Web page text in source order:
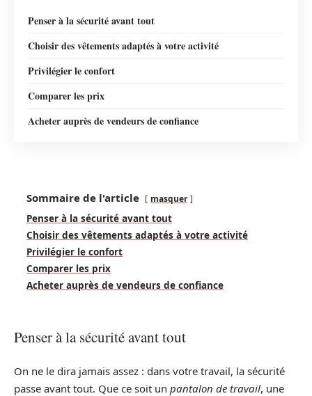
Penser à la sécurité avant tout
Choisir des vêtements adaptés à votre activité
Privilégier le confort
Comparer les prix
Acheter auprès de vendeurs de confiance
Sommaire de l'article masquer
Penser à la sécurité avant tout
Choisir des vêtements adaptés à votre activité
Privilégier le confort
Comparer les prix
Acheter auprès de vendeurs de confiance
Penser à la sécurité avant tout
On ne le dira jamais assez : dans votre travail, la sécurité
passe avant tout. Que ce soit un pantalon de travail, une